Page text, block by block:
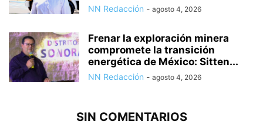
NN Redacción - agosto 4, 2026
Frenar la exploración minera
compromete la transición
energética de México: Sitten...
NN Redacción - agosto 4, 2026
SIN COMENTARIOS